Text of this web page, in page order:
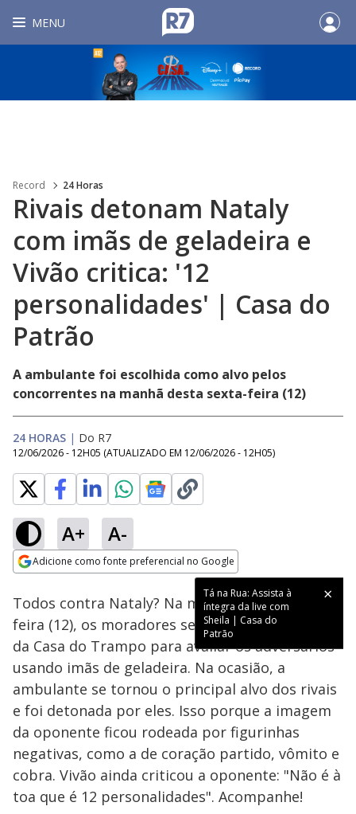
MENU
Record 24 Horas
Rivais detonam Nataly
com imãs de geladeira e
Vivão critica: '12
personalidades' | Casa do
Patrão
A ambulante foi escolhida como alvo pelos
concorrentes na manhã desta sexta-feira (12)
24 HORAS | Do R7
12/06/2026 - 12H05 (ATUALIZADO EM 12/06/2026 - 12H05)
A+ A-
Adicione como fonte preferencial no Google
Tá na Rua: Assista à
íntegra da live com
Sheila | Casa do
Patrão
Ativar
100.00%
Todos contra Nataly? Na manhã desta sexta-
feira (12), os moradores se reuniram na cozinha
da Casa do Trampo para avaliar os adversários
usando imãs de geladeira. Na ocasião, a
ambulante se tornou o principal alvo dos rivais
e foi detonada por eles. Isso porque a imagem
da oponente ficou rodeada por figurinhas
negativas, como a de coração partido, vômito e
cobra. Vivão ainda criticou a oponente: "Não é à
toa que é 12 personalidades". Acompanhe!